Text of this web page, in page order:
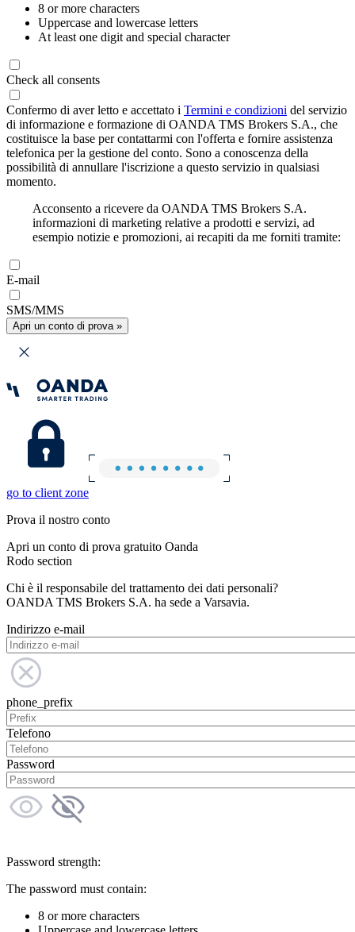
8 or more characters
Uppercase and lowercase letters
At least one digit and special character
Check all consents
Confermo di aver letto e accettato i Termini e condizioni del servizio
di informazione e formazione di OANDA TMS Brokers S.A., che
costituisce la base per contattarmi con l'offerta e fornire assistenza
telefonica per la gestione del conto. Sono a conoscenza della
possibilità di annullare l'iscrizione a questo servizio in qualsiasi
momento.
Acconsento a ricevere da OANDA TMS Brokers S.A.
informazioni di marketing relative a prodotti e servizi, ad
esempio notizie e promozioni, ai recapiti da me forniti tramite:
E-mail
SMS/MMS
Apri un conto di prova »
go to client zone
Prova il nostro conto
Apri un conto di prova gratuito Oanda
Rodo section
Chi è il responsabile del trattamento dei dati personali?
OANDA TMS Brokers S.A. ha sede a Varsavia.
Indirizzo e-mail
phone_prefix
Telefono
Password
Password strength:
The password must contain:
8 or more characters